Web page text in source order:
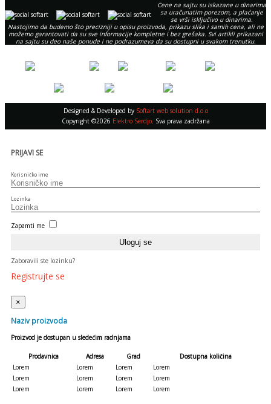
Cene na sajtu su iskazane u dinarima
sa uračunatim porezom, a plaćanje
se vrši isključivo u dinarima.
Nastojimo da budemo što precizniji u opisu proizvoda, prikazu slika i samih cena, ali ne
možemo garantovati da su sve informacije kompletne i bez grešaka. Svi artikli prikazani
na sajtu su deo naše ponude i ne podrazumeva da su dostupni u svakom trenutku.
Designed & Developed by Softart web solution d.o.o
Copyright ©2026 Elektro Serdjo. Sva prava zadržana
PRIJAVI SE
Korisničko ime
Lozinka
Zapamti me
Zaboravili ste lozinku?
Registrujte se
×
Naziv proizvoda
Proizvod je dostupan u sledećim radnjama
Prodavnica Adresa Grad
Dostupna količina
Lorem
Lorem Lorem
Lorem
Lorem
Lorem Lorem
Lorem
Lorem
Lorem Lorem Lorem